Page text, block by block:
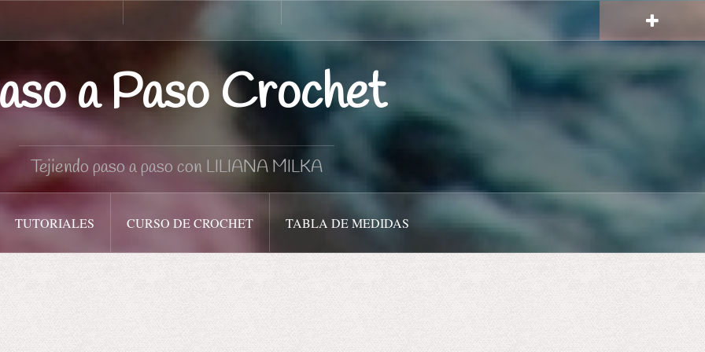
Crochet
medidas
a Paso Crochet
Tejiendo paso a paso con LILIANA MILKA
TUTORIALES CURSO DE CROCHET TABLA DE MEDIDAS